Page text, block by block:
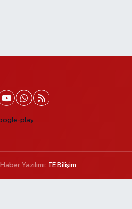
Haber Yazılımı: TE Bilişim